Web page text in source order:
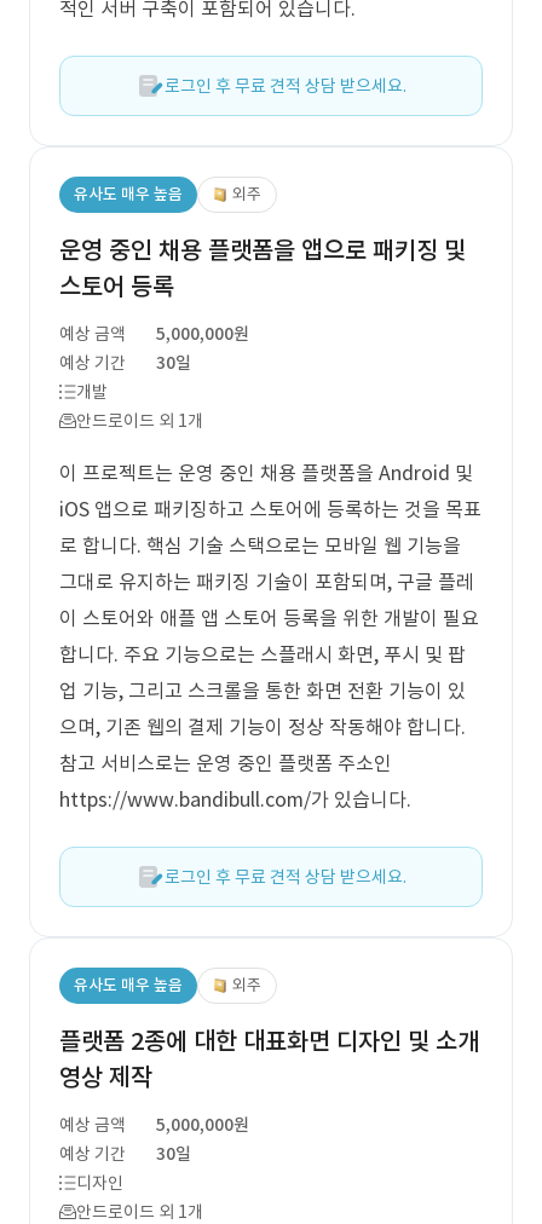
적인 서버 구축이 포함되어 있습니다.
로그인 후 무료 견적 상담 받으세요.
유사도 매우 높음 외주
운영 중인 채용 플랫폼을 앱으로 패키징 및
스토어 등록
예상 금액
5,000,000원
예상 기간
30일
개발
안드로이드 외 1개
이 프로젝트는 운영 중인 채용 플랫폼을 Android 및
iOS 앱으로 패키징하고 스토어에 등록하는 것을 목표
로 합니다. 핵심 기술 스택으로는 모바일 웹 기능을
그대로 유지하는 패키징 기술이 포함되며, 구글 플레
이 스토어와 애플 앱 스토어 등록을 위한 개발이 필요
합니다. 주요 기능으로는 스플래시 화면, 푸시 및 팝
업 기능, 그리고 스크롤을 통한 화면 전환 기능이 있
으며, 기존 웹의 결제 기능이 정상 작동해야 합니다.
참고 서비스로는 운영 중인 플랫폼 주소인
https://www.bandibull.com/가 있습니다.
로그인 후 무료 견적 상담 받으세요.
유사도 매우 높음 외주
플랫폼 2종에 대한 대표화면 디자인 및 소개
영상 제작
예상 금액
5,000,000원
예상 기간
30일
디자인
안드로이드 외 1개